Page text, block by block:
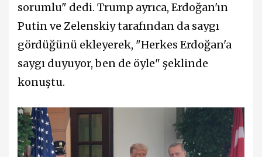
sorumlu" dedi. Trump ayrıca, Erdoğan'ın
Putin ve Zelenskiy tarafından da saygı
gördüğünü ekleyerek, "Herkes Erdoğan'a
saygı duyuyor, ben de öyle" şeklinde
konuştu.